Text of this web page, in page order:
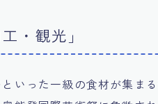
・観光」
いった一級の食材が集ま